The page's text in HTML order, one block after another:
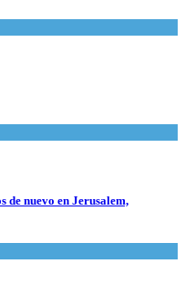
de nuevo en Jerusalem,